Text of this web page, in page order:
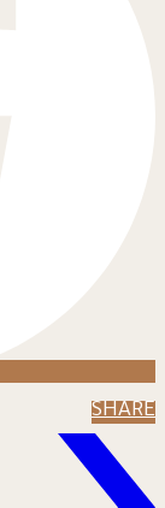
SHARE